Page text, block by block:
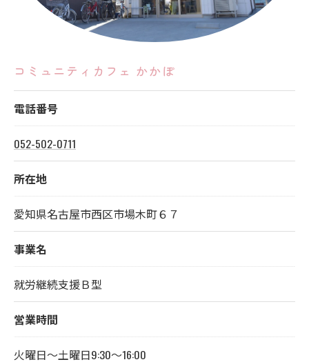
コミュニティカフェ かかぽ
電話番号
052-502-0711
所在地
愛知県名古屋市西区市場木町６７
事業名
就労継続支援Ｂ型
営業時間
火曜日～土曜日9:30～16:00